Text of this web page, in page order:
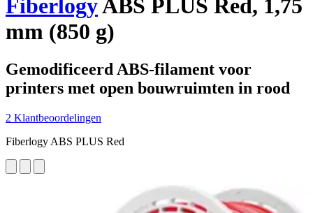
FiberlogyABS PLUS Red, 1,75
mm (850 g)
Gemodificeerd ABS-filament voor
printers met open bouwruimten in rood
2 Klantbeoordelingen
Fiberlogy ABS PLUS Red